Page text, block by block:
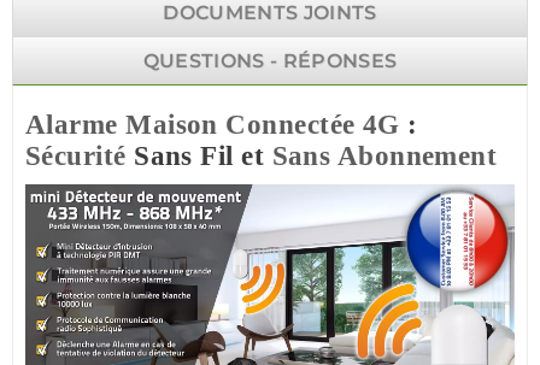
DOCUMENTS JOINTS
QUESTIONS - RÉPONSES
Alarme Maison Connectée 4G :
Sécurité Sans Fil et Sans Abonnement